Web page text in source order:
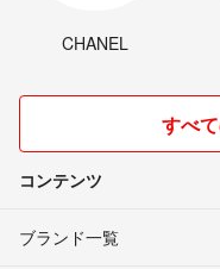
CHANEL
すべ
コンテンツ
ブランド一覧